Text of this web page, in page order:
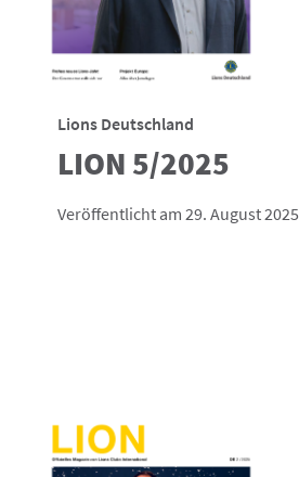
Lions Deutschland
LION 5/2025
Veröffentlicht am 29. August 2025